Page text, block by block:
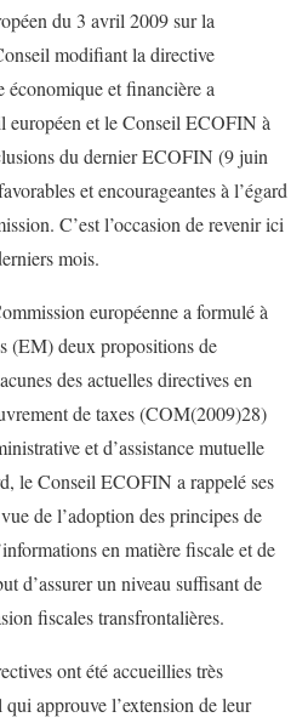
du 3 avril 2009 sur la
modifiant la directive
économique et financière a
européen et le Conseil ECOFIN à
du dernier ECOFIN (9 juin
et encourageantes à l’égard
C’est l’occasion de revenir ici
mois.
européenne a formulé à
(EM) deux propositions de
des actuelles directives en
de taxes (COM(2009)28)
et d’assistance mutuelle
le Conseil ECOFIN a rappelé ses
de l’adoption des principes de
en matière fiscale et de
d’assurer un niveau suffisant de
fiscales transfrontalières.
ont été accueillies très
approuve l’extension de leur